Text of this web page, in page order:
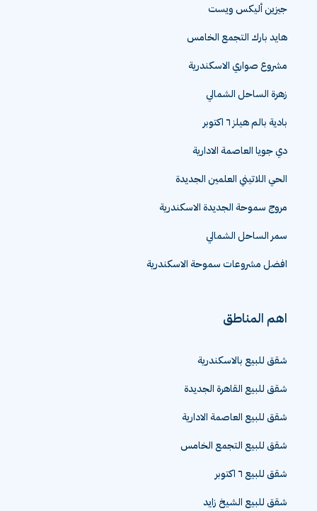
جيزين أليكس ويست
هايد بارك التجمع الخامس
مشروع صواري الاسكندرية
زهرة الساحل الشمالي
بادية بالم هيلز ٦ اكتوبر
دي جويا العاصمة الادارية
الحي اللاتيني العلمين الجديدة
مروج سموحة الجديدة الاسكندرية
سمر الساحل الشمالي
افضل مشروعات سموحة الاسكندرية
اهم المناطق
شقق للبيع بالاسكندرية
شقق للبيع القاهرة الجديدة
شقق للبيع العاصمة الادارية
شقق للبيع التجمع الخامس
شقق للبيع ٦ اكتوبر
شقق للبيع الشيخ زايد